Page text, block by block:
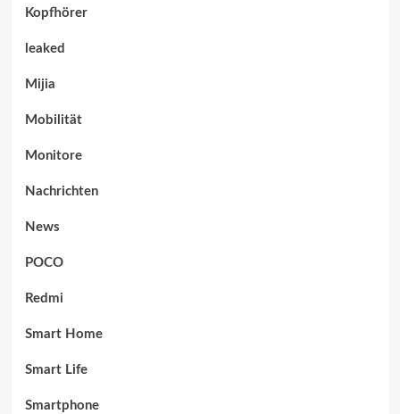
Kopfhörer
leaked
Mijia
Mobilität
Monitore
Nachrichten
News
POCO
Redmi
Smart Home
Smart Life
Smartphone